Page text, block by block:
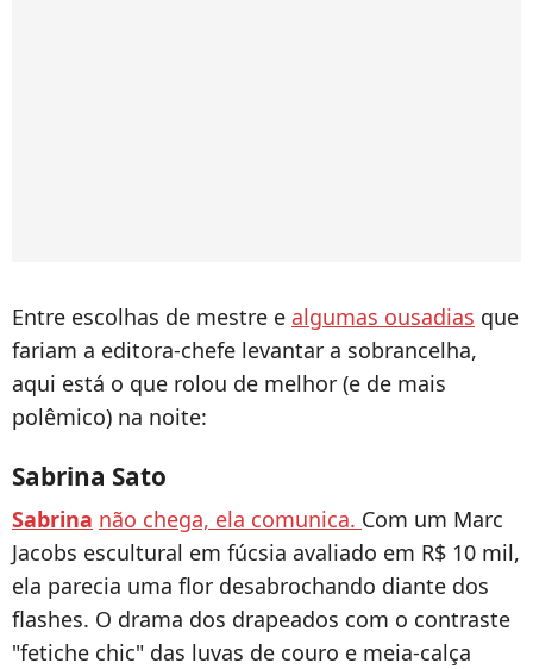
Entre escolhas de mestre e algumas ousadias que
fariam a editora-chefe levantar a sobrancelha,
aqui está o que rolou de melhor (e de mais
polêmico) na noite:
Sabrina Sato
Sabrina não chega, ela comunica. Com um Marc
Jacobs escultural em fúcsia avaliado em R$ 10 mil,
ela parecia uma flor desabrochando diante dos
flashes. O drama dos drapeados com o contraste
"fetiche chic" das luvas de couro e meia-calça